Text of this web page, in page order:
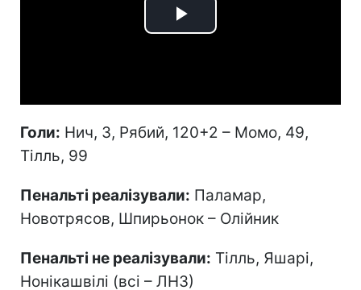
Play
Голи: Нич, 3, Рябий, 120+2 – Момо, 49,
Тілль, 99
Пенальті реалізували: Паламар,
Новотрясов, Шпирьонок – Олійник
Пенальті не реалізували: Тілль, Яшарі,
Нонікашвілі (всі – ЛНЗ)